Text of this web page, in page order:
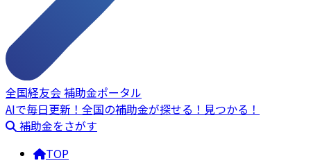
全国経友会 補助金ポータル
AIで毎日更新！全国の補助金が探せる！見つかる！
補助金をさがす
TOP